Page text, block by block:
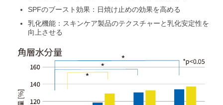
SPFのブースト効果：日焼け止めの効果を高める
乳化機能：スキンケア製品のテクスチャーと乳化安定性を
向上させる